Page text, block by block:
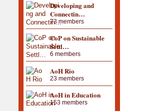
Developing and
Connectin…
73 members
CoP on Sustainable
Settl…
6 members
AoH Rio
23 members
AoH in Education
153 members